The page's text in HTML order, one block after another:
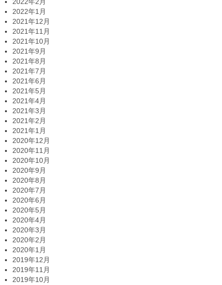
2022年1月
2021年12月
2021年11月
2021年10月
2021年9月
2021年8月
2021年7月
2021年6月
2021年5月
2021年4月
2021年3月
2021年2月
2021年1月
2020年12月
2020年11月
2020年10月
2020年9月
2020年8月
2020年7月
2020年6月
2020年5月
2020年4月
2020年3月
2020年2月
2020年1月
2019年12月
2019年11月
2019年10月